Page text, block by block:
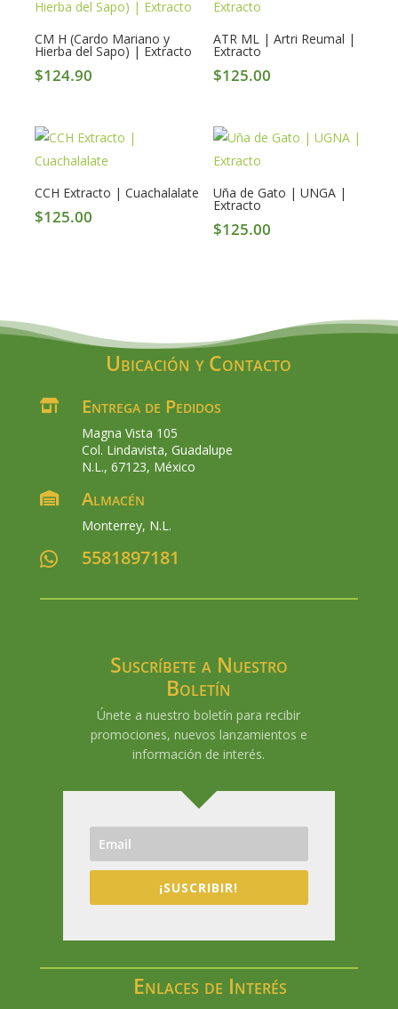
CM H (Cardo Mariano y
Hierba del Sapo) | Extracto
$124.90
ATR ML | Artri Reumal |
Extracto
$125.00
CCH Extracto | Cuachalalate
$125.00
Uña de Gato | UNGA |
Extracto
$125.00
Ubicación y Contacto
 Entrega de Pedidos
Magna Vista 105
Col. Lindavista, Guadalupe
N.L., 67123, México
 Almacén
Monterrey, N.L.
 5581897181
Suscríbete a Nuestro
Boletín
Únete a nuestro boletín para recibir
promociones, nuevos lanzamientos e
información de interés.
¡SUSCRIBIR!
Enlaces de Interés